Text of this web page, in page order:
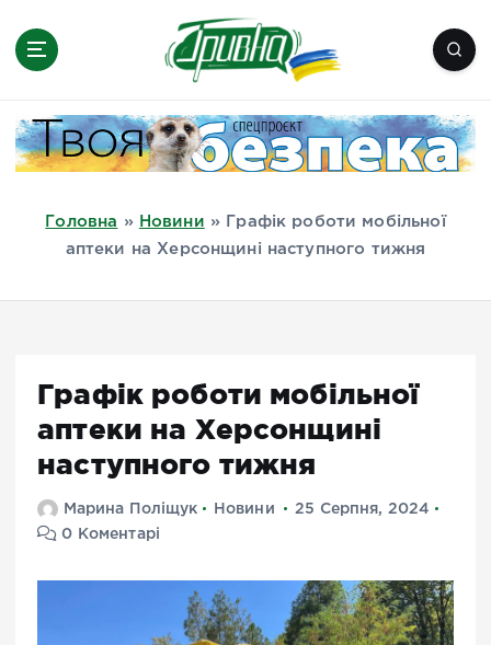
Миколаїв, Одеса, Мелітополь
Головна » Новини »
Графік роботи мобільної
аптеки на Херсонщині наступного тижня
Графік роботи мобільної
аптеки на Херсонщині
наступного тижня
Марина Поліщук Новини
25 Серпня, 2024
0 Коментарі